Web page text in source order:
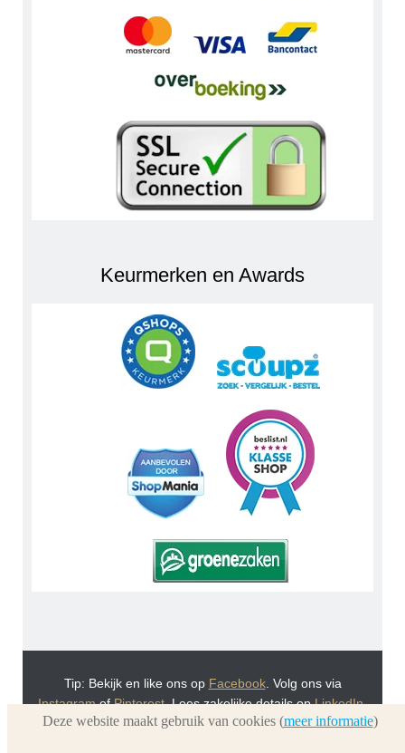
Keurmerken en Awards
Tip: Bekijk en like ons op Facebook. Volg ons via
InstagramofPinterest. Lees zakelijke details opLinkedIn.
Of bekijk Urnwebshop.nl instructie video's viaYou Tube.
Deze website maakt gebruik van cookies (meer informatie)